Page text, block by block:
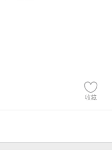
收藏